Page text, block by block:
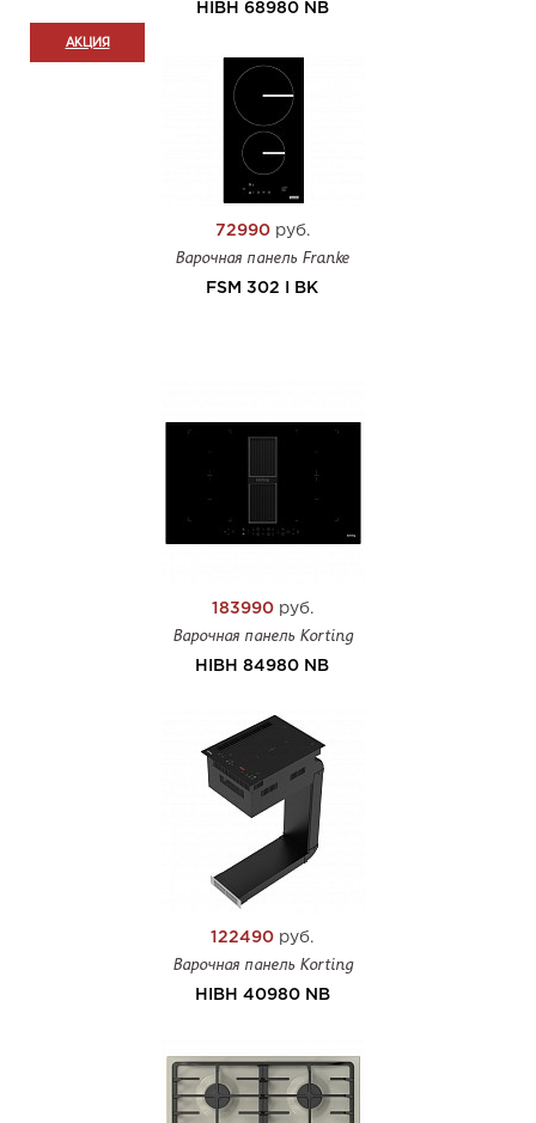
HIBH 68980 NB
72990руб.
Варочная панель Franke
FSM 302 I BK
АКЦИЯ
183990руб.
Варочная панель Korting
HIBH 84980 NB
122490 руб.
Варочная панель Korting
HIBH 40980 NB